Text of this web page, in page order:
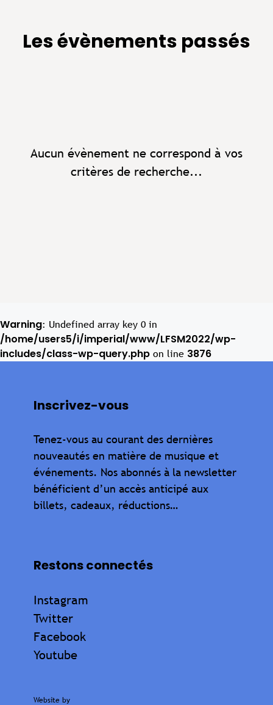
Les évènements passés
Aucun évènement ne correspond à vos
critères de recherche...
Warning: Undefined array key 0 in
/home/users5/i/imperial/www/LFSM2022/wp-
includes/class-wp-query.php on line 3876
Inscrivez-vous
Tenez-vous au courant des dernières
nouveautés en matière de musique et
événements. Nos abonnés à la newsletter
bénéficient d’un accès anticipé aux
billets, cadeaux, réductions…
Restons connectés
Instagram
Twitter
Facebook
Youtube
Website by